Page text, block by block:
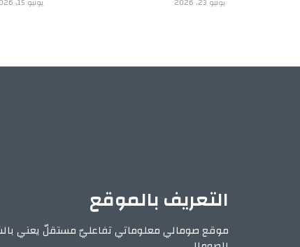
يونيو 23, 2026 يونيو 15, 2026
التعريف بالموقع
موقع صومالي معلوماتي تفاعليّ مستقلّ يعني